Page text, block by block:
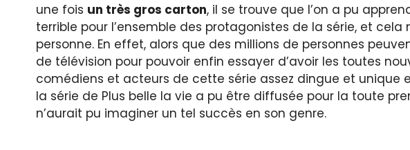
une fois un très gros carton, il se trouve que l’on a pu
terrible pour l’ensemble des protagonistes de la série, et
personne. En effet, alors que des millions de personnes
de télévision pour pouvoir enfin essayer d’avoir les toutes
comédiens et acteurs de cette série assez dingue et unique
la série de Plus belle la vie a pu être diffusée pour la toute
n’aurait pu imaginer un tel succès en son genre.